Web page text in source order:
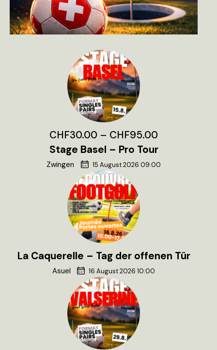
CHF30.00 – CHF95.00
Stage Basel – Pro Tour
Zwingen 15 August 2026 09:00
La Caquerelle – Tag der offenen Tür
Asuel 16 August 2026 10:00